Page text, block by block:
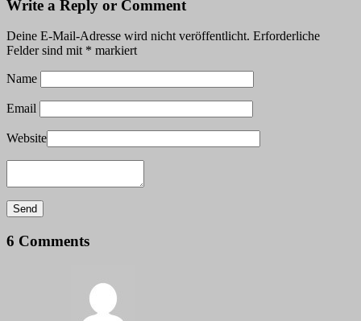
Write a Reply or Comment
Deine E-Mail-Adresse wird nicht veröffentlicht. Erforderliche
Felder sind mit * markiert
Name
Email
Website
6 Comments